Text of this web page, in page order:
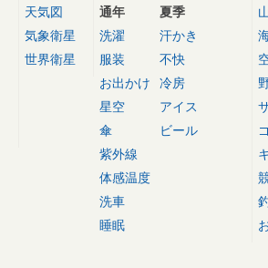
天気図
気象衛星
世界衛星
通年
洗濯
服装
お出かけ
星空
傘
紫外線
体感温度
洗車
睡眠
夏季
汗かき
不快
冷房
アイス
ビール